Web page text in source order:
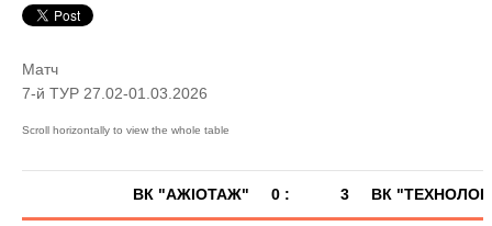
Матч
7-й ТУР 27.02-01.03.2026
ВК "АЖІОТАЖ" 0 : 3 ВК